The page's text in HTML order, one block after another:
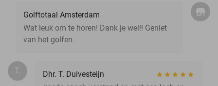
Golftotaal Amsterdam
Wat leuk om te horen! Dank je wel!! Geniet
van het golfen.
T.
Dhr. T. Duivesteijn